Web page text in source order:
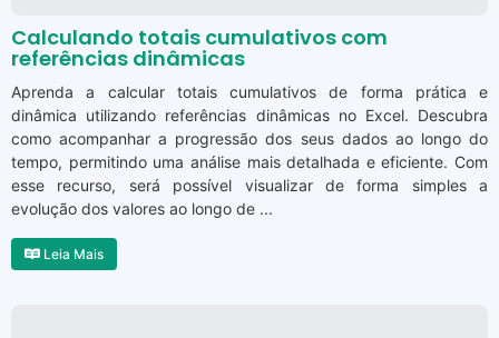
Calculando totais cumulativos com
referências dinâmicas
Aprenda a calcular totais cumulativos de forma prática e
dinâmica utilizando referências dinâmicas no Excel. Descubra
como acompanhar a progressão dos seus dados ao longo do
tempo, permitindo uma análise mais detalhada e eficiente. Com
esse recurso, será possível visualizar de forma simples a
evolução dos valores ao longo de ...
Leia Mais